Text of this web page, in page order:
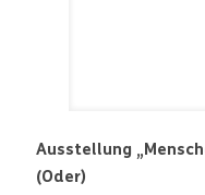
Ausstellung
(Oder)